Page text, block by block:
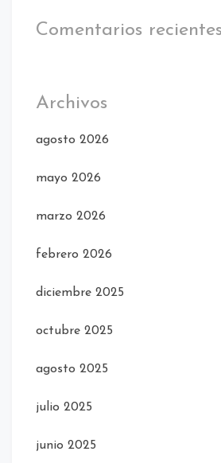
Comentarios recientes
Archivos
agosto 2026
mayo 2026
marzo 2026
febrero 2026
diciembre 2025
octubre 2025
agosto 2025
julio 2025
junio 2025